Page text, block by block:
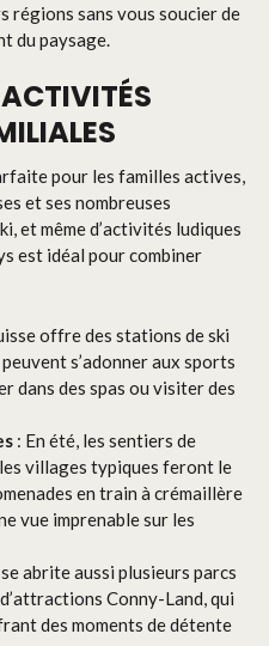
régions sans vous soucier de
du paysage.
pour les familles actives,
et ses nombreuses
et même d’activités ludiques
est idéal pour combiner
offre des stations de ski
s’adonner aux sports
dans des spas ou visiter des
: En été, les sentiers de
villages typiques feront le
en train à crémaillère
vue imprenable sur les
abrite aussi plusieurs parcs
Conny-Land, qui
des moments de détente